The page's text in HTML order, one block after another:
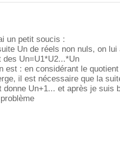
un petit soucis :
Un de réels non nuls, on
des Un=U1*U2...*Un
est : en considérant le
il est nécessaire que la
donne Un+1... et après je suis